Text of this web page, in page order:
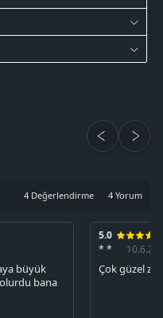
4 Değerlendirme 4 Yorum
büyük
bana
5.0
* *
Çok güzel